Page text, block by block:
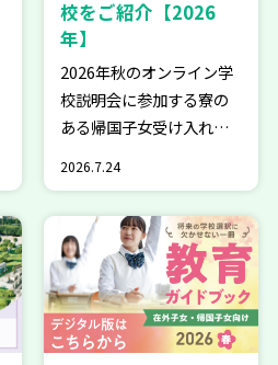
校をご紹介【2026
年】
2026年秋のオンライン学
校説明会に参加する寮の
ある帰国子女受け入れ校
の絆が深まる寮生活の魅
力をご紹介します。 ▶こ
ちらもチェック！ ＜寮あ
り＞帰国子女受け…
2026.7.24